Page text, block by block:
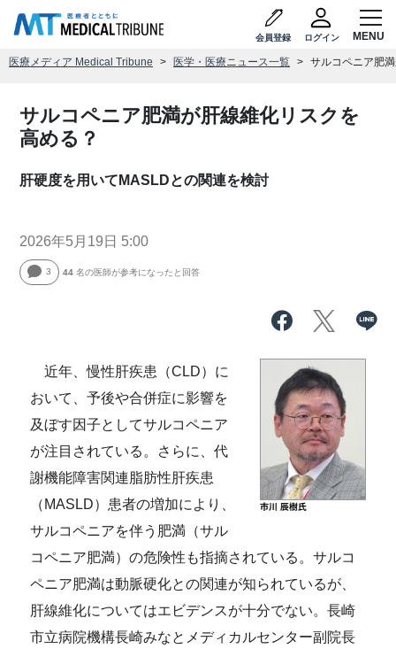
会員登録 ログイン
医療メディア Medical Tribune 医学・医療ニュース一覧 サルコペニア肥
サルコペニア肥満が肝線維化リスクを
高める？
肝硬度を用いてMASLDとの関連を検討
2026年5月19日 5:00
3 44 名の医師が参考になったと回答
近年、慢性肝疾患（CLD）に
おいて、予後や合併症に影響を
及ぼす因子としてサルコペニア
が注目されている。さらに、代
謝機能障害関連脂肪性肝疾患
（MASLD）患者の増加により、
サルコペニアを伴う肥満（サル
コペニア肥満）の危険性も指摘されている。サルコ
ペニア肥満は動脈硬化との関連が知られているが、
肝線維化についてはエビデンスが十分でない。長崎
市立病院機構長崎みなとメディカルセンター副院長